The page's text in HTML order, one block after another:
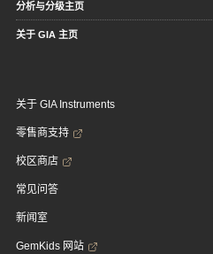
分析与分级主页
关于 GIA 主页
关于 GIA Instruments
零售商支持
校区商店
常见问答
新闻室
GemKids 网站